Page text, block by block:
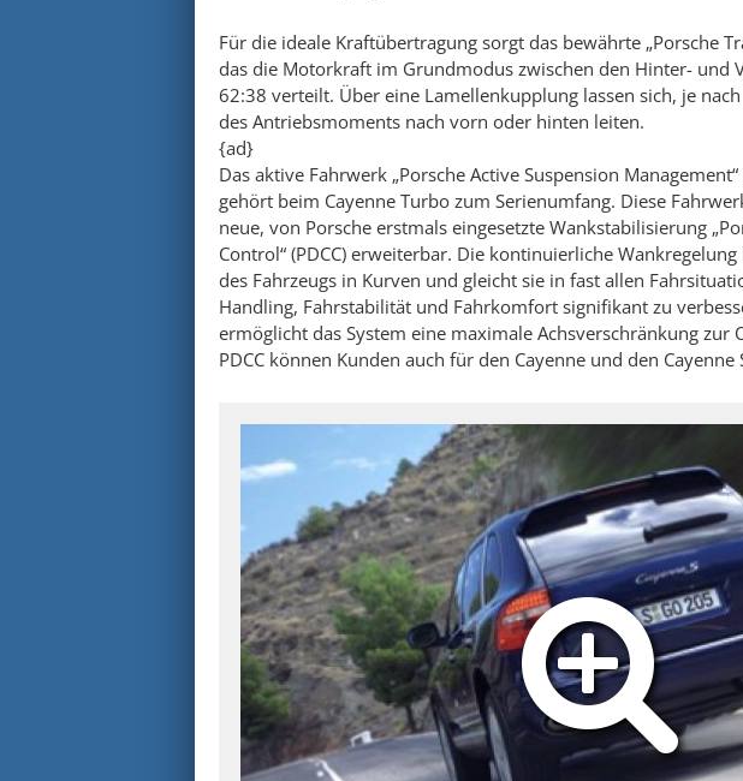
Für die ideale Kraftübertragung sorgt das bewährte „Porsche
das die Motorkraft im Grundmodus zwischen den Hinter- und
62:38 verteilt. Über eine Lamellenkupplung lassen sich, je
des Antriebsmoments nach vorn oder hinten leiten.
{ad}
Das aktive Fahrwerk „Porsche Active Suspension
gehört beim Cayenne Turbo zum Serienumfang. Diese
neue, von Porsche erstmals eingesetzte Wankstabilisierung
Control“ (PDCC) erweiterbar. Die kontinuierliche
des Fahrzeugs in Kurven und gleicht sie in fast allen
Handling, Fahrstabilität und Fahrkomfort signifikant zu
ermöglicht das System eine maximale Achsverschränkung zur
PDCC können Kunden auch für den Cayenne und den Cayenne